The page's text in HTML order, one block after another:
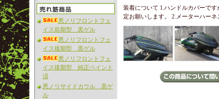
悪ノリフロントフェ
イス前期型 黒ゲル
悪ノリフロントフェ
イス後期型 黒ゲル
悪ノリフロントフェ
イス後期型 純正ペイント
済
悪ノリサイドカウル 黒ゲ
ル
装着について 1.ハンドルカバーで
定お願いします。 2.メーターハー